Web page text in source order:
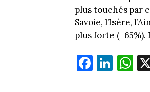
plus touchés par
Savoie, l’Isère,
plus forte (+65%).
Fa
ce
Li
nk
W
ha